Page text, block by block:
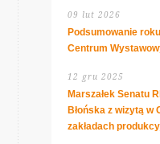
09 lut 2026
Podsumowanie
Centrum
12 gru 2025
Marszałek Senatu
Błońska z wizytą
zakładach